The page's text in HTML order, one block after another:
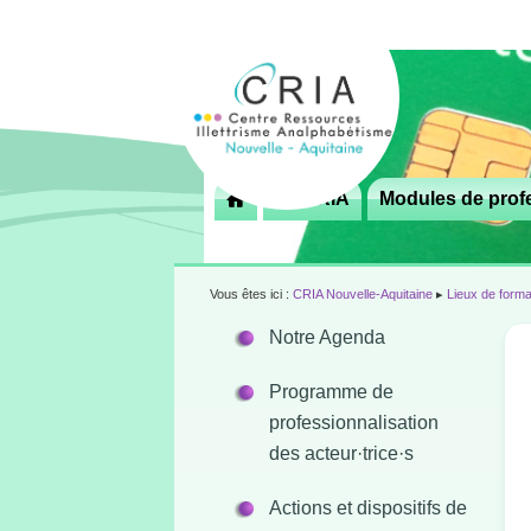
principal Le CRIA Modules de
Vous êtes ici : CRIA Nouvelle-Aquitaine ▸ Lieux de
Notre Agenda
Programme de
professionnalisation
des acteur·trice·s
Actions et dispositifs de